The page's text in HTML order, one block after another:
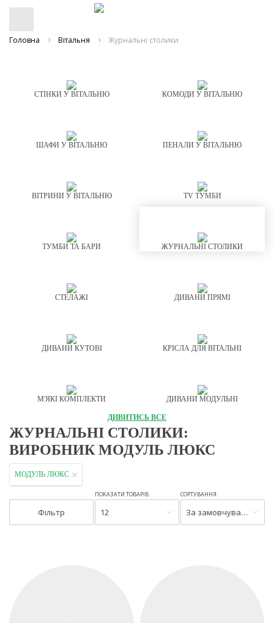
Головна Вітальня Журнальні столики
СТІНКИ У ВІТАЛЬНЮ КОМОДИ У ВІТАЛЬНЮ
ШАФИ У ВІТАЛЬНЮ ПЕНАЛИ У ВІТАЛЬНЮ
ВІТРИНИ У ВІТАЛЬНЮ TV ТУМБИ
ТУМБИ ТА БАРИ ЖУРНАЛЬНІ СТОЛИКИ
СТЕЛАЖІ ДИВАНИ ПРЯМІ
ДИВАНИ КУТОВІ КРІСЛА ДЛЯ ВІТАЛЬНІ
М'ЯКІ КОМПЛЕКТИ ДИВАНИ МОДУЛЬНІ
ДИВИТИСЬ ВСЕ
ЖУРНАЛЬНІ СТОЛИКИ:
ВИРОБНИК МОДУЛЬ ЛЮКС
МОДУЛЬ ЛЮКС
Фільтр
ПОКАЗАТИ ТОВАРІВ:
12
СОРТУВАННЯ:
За замовчуванням